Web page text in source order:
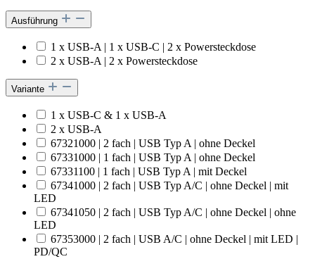
Ausführung
1 x USB-A | 1 x USB-C | 2 x Powersteckdose
2 x USB-A | 2 x Powersteckdose
Variante
1 x USB-C & 1 x USB-A
2 x USB-A
67321000 | 2 fach | USB Typ A | ohne Deckel
67331000 | 1 fach | USB Typ A | ohne Deckel
67331100 | 1 fach | USB Typ A | mit Deckel
67341000 | 2 fach | USB Typ A/C | ohne Deckel | mit
LED
67341050 | 2 fach | USB Typ A/C | ohne Deckel | ohne
LED
67353000 | 2 fach | USB A/C | ohne Deckel | mit LED |
PD/QC